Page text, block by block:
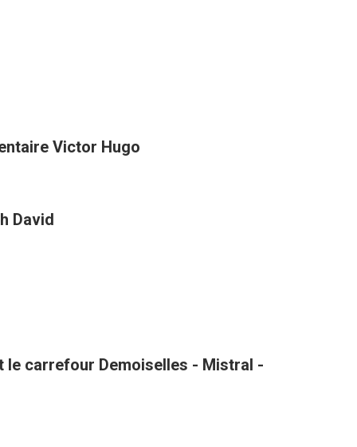
Victor Hugo
David
le carrefour Demoiselles - Mistral -